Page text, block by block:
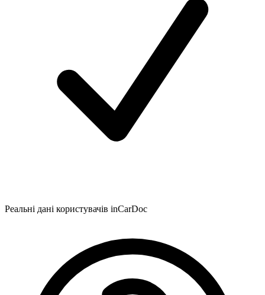
Реальні дані користувачів inCarDoc